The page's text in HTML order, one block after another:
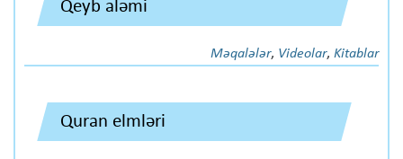
Qeyb aləmi
Məqalələr, Videolar, Kitablar
Quran elmləri